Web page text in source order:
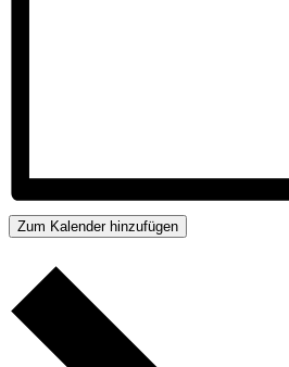
Zum Kalender hinzufügen